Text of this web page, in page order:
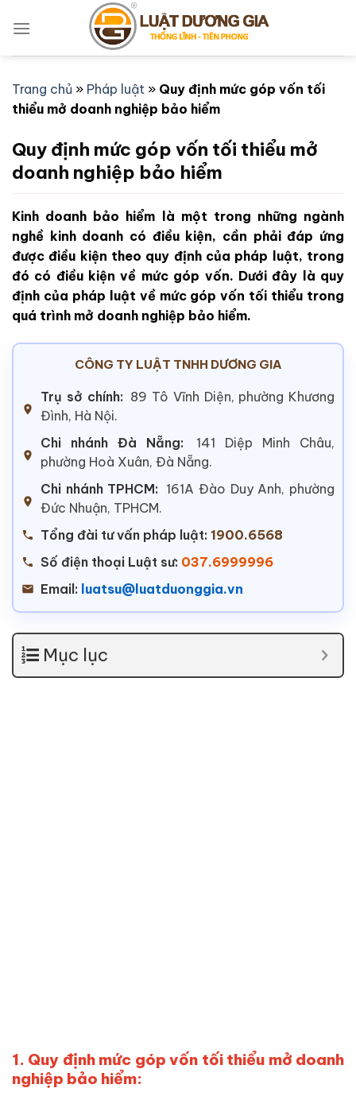
qua
Trang chủ » Pháp luật » Quy định mức góp vốn tối
thiểu mở doanh nghiệp bảo hiểm
Quy định mức góp vốn tối thiểu mở
doanh nghiệp bảo hiểm
Kinh doanh bảo hiểm là một trong những ngành
nghề kinh doanh có điều kiện, cần phải đáp ứng
được điều kiện theo quy định của pháp luật, trong
đó có điều kiện về mức góp vốn. Dưới đây là quy
định của pháp luật về mức góp vốn tối thiểu trong
quá trình mở doanh nghiệp bảo hiểm.
CÔNG TY LUẬT TNHH DƯƠNG GIA
Trụ sở chính: 89 Tô Vĩnh Diện, phường Khương
Đình, Hà Nội.
Chi nhánh Đà Nẵng:
141 Diệp Minh Châu,
phường Hoà Xuân, Đà Nẵng.
Chi nhánh TPHCM: 161A Đào Duy Anh, phường
Đức Nhuận, TPHCM.
Tổng đài tư vấn pháp luật: 1900.6568
Số điện thoại Luật sư: 037.6999996
Email: luatsu@luatduonggia.vn
Mục lục
1. Quy định mức góp vốn tối thiểu mở doanh
nghiệp bảo hiểm: